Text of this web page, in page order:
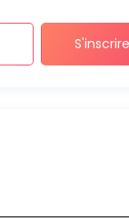
S'inscrire